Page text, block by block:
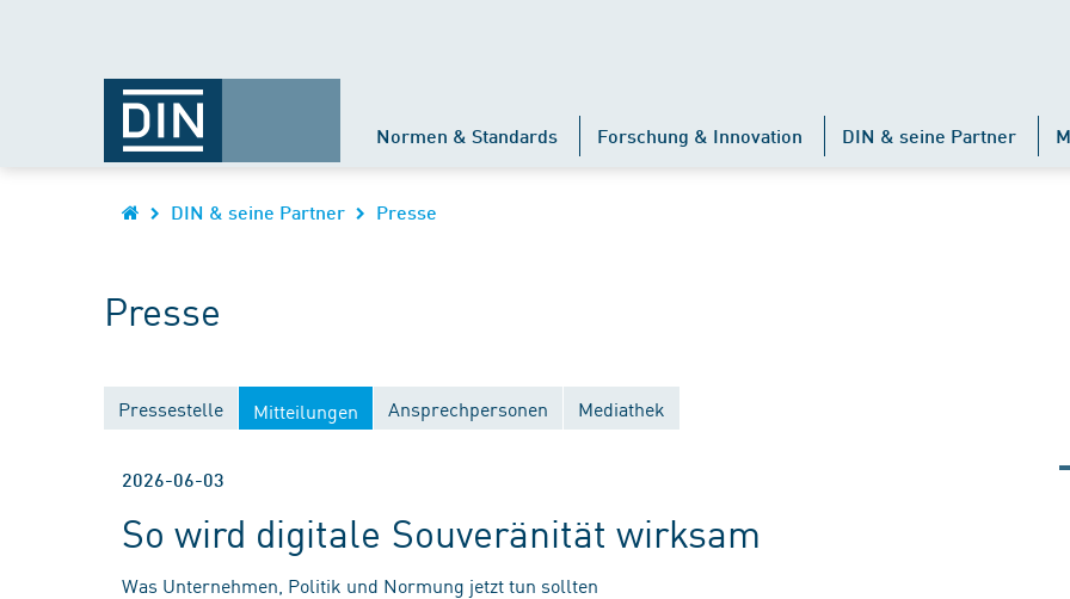
Normen & Standards Forschung & Innovation DIN & seine Partner
DIN & seine Partner Presse
Presse
Pressestelle Mitteilungen Ansprechpersonen Mediathek
2026-06-03
So wird digitale Souveränität wirksam
Was Unternehmen, Politik und Normung jetzt tun sollten